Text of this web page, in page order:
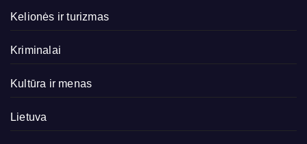
Kelionės ir turizmas
Kriminalai
Kultūra ir menas
Lietuva